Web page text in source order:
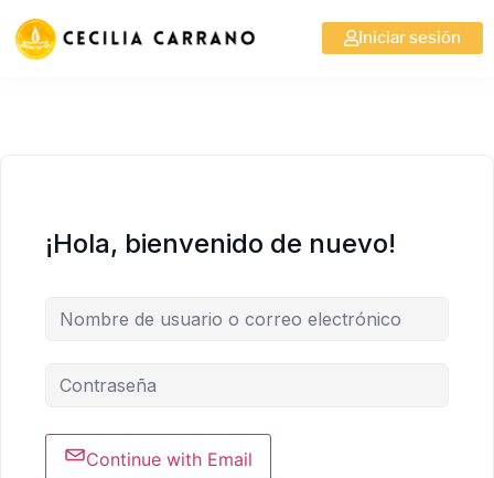
Iniciar sesión
¡Hola, bienvenido de nuevo!
Continue with Email